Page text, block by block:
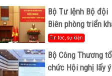
giá trị du lịch xanh
Bộ Tư lệnh Bộ đội
Biên phòng triển
phương hướng,
vụ trọng tâm tháng
8/2026
Tin tức, sự kiện
Bộ Công Thương tổ
chức Hội nghị lấy ý